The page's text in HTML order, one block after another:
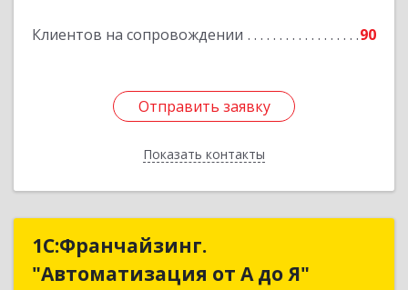
Клиентов на сопровождении 90
Отправить заявку
Показать контакты
Отправить заявку
Назад
1С:Франчайзинг.
"Автоматизация от А до Я"
1С:Франчайзинг.
"Автоматизация от А до Я"